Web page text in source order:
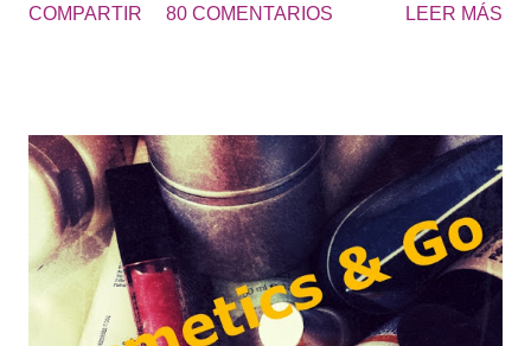
forma eliminamos las células muertas o la piel seca que se
tacto es una piel dura. “El roce de los zapatos, favorece la
aparición de durezas, como consecuencia aparece dolor en
los pies, aplícate la UREA 30 para eliminar estas durezas“ El
uso de este tipo de cremas, continuamente hará que nuestros
pies estén perfectos, suaves y poderlos lucir con sandalias
perfectamente en verano. Una vez tengas los pies suaves ,
COMPARTIR 80 COMENTARIOS LEER MÁS